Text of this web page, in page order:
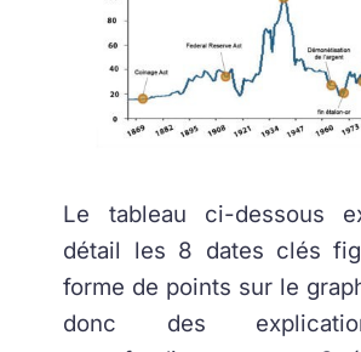
Le tableau ci-dessous
détail les 8 dates clés
forme de points sur le
donc des